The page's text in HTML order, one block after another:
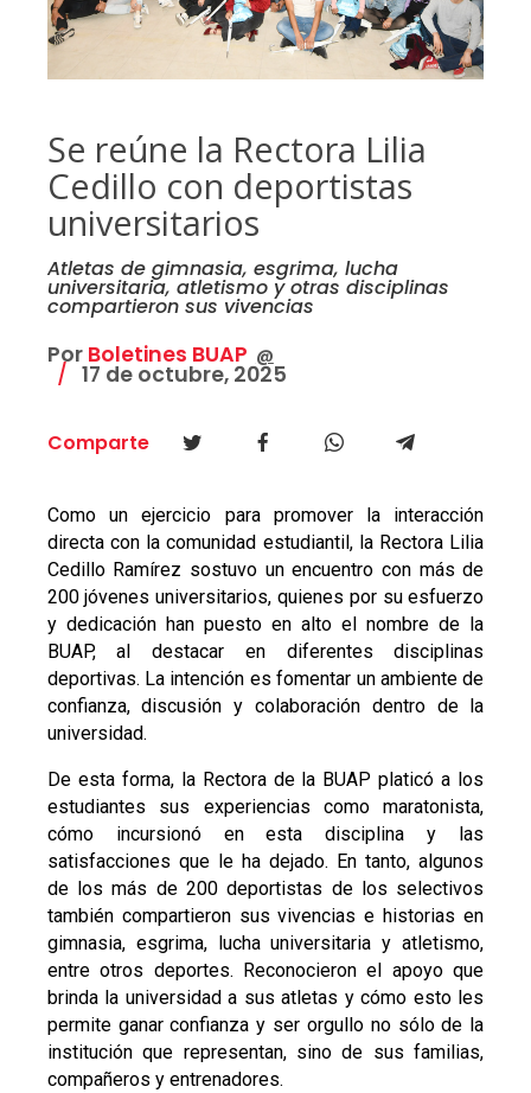
Se reúne la Rectora Lilia
Cedillo con deportistas
universitarios
Atletas de gimnasia, esgrima, lucha
universitaria, atletismo y otras disciplinas
compartieron sus vivencias
Por Boletines BUAP @
17 de octubre, 2025
Comparte
Como un ejercicio para promover la interacción
directa con la comunidad estudiantil, la Rectora Lilia
Cedillo Ramírez sostuvo un encuentro con más de
200 jóvenes universitarios, quienes por su esfuerzo
y dedicación han puesto en alto el nombre de la
BUAP, al destacar en diferentes disciplinas
deportivas. La intención es fomentar un ambiente de
confianza, discusión y colaboración dentro de la
universidad.
De esta forma, la Rectora de la BUAP platicó a los
estudiantes sus experiencias como maratonista,
cómo incursionó en esta disciplina y las
satisfacciones que le ha dejado. En tanto, algunos
de los más de 200 deportistas de los selectivos
también compartieron sus vivencias e historias en
gimnasia, esgrima, lucha universitaria y atletismo,
entre otros deportes. Reconocieron el apoyo que
brinda la universidad a sus atletas y cómo esto les
permite ganar confianza y ser orgullo no sólo de la
institución que representan, sino de sus familias,
compañeros y entrenadores.